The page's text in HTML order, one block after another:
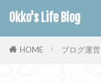
Okko's Life Blog
HOME ブログ運営